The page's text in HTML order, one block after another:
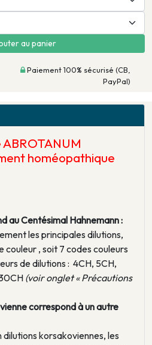
au panier
Paiement 100% sécurisé (CB,
PayPal)
ABROTANUM
homéopathique
au Centésimal Hahnemann :
les principales dilutions,
couleur , soit 7 codes couleurs
de dilutions : 4CH, 5CH,
(voir onglet « Précautions
correspond à un autre
korsakoviennes, les